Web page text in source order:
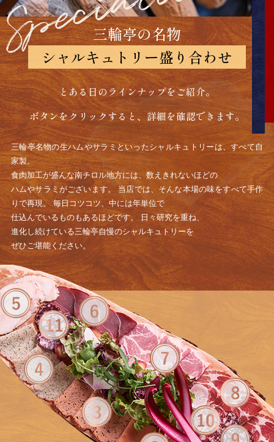
三輪亭の名物
シャルキュトリー盛り合わせ
とある日のラインナップをご紹介。
ボタンをクリックすると、詳細を確認できます。
三輪亭名物の生ハムやサラミといったシャルキュトリーは、すべて自
家製。
食肉加工が盛んな南チロル地方には、数えきれないほどの
ハムやサラミがございます。 当店では、そんな本場の味をすべて手作
りで再現。 毎日コツコツ、中には年単位で
仕込んでいるものもあるほどです。 日々研究を重ね、
進化し続けている三輪亭自慢のシャルキュトリーを
ぜひご堪能ください。